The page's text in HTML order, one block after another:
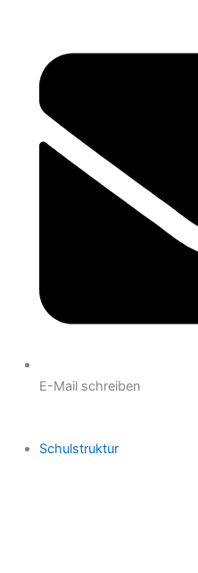
E-Mail schreiben
Schulstruktur